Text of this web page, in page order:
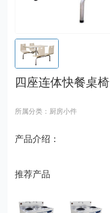
四座连体快餐桌椅
所属分类：厨房小件
产品介绍：
推荐产品